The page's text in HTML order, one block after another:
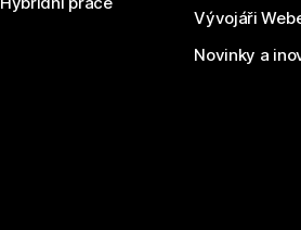
Vývojáři
Novinky a